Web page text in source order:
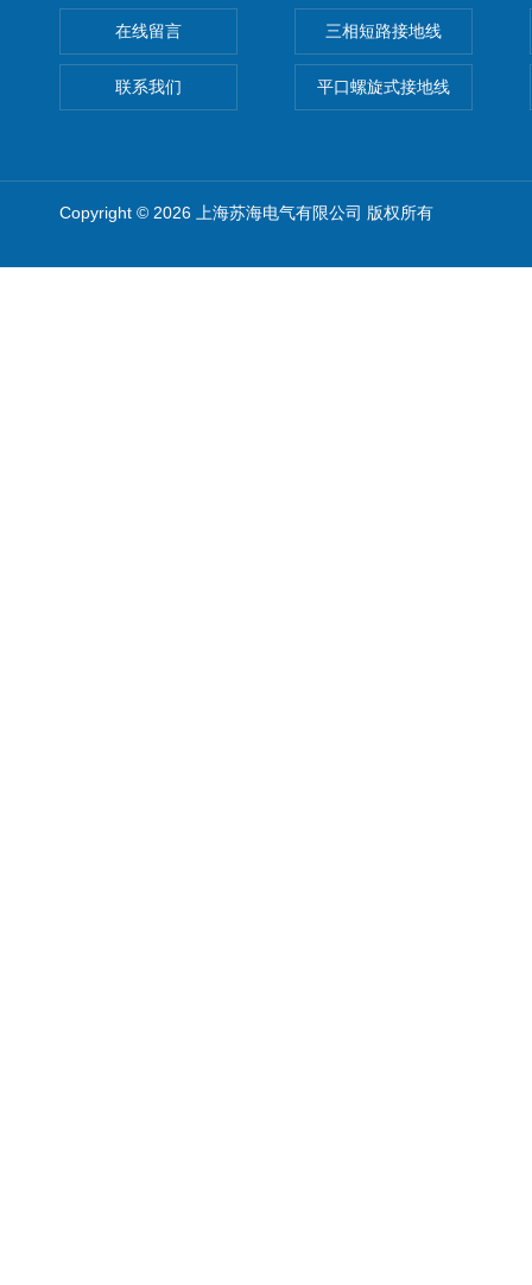
在线留言
联系我们
三相短路接地线
平口螺旋式接地线
Copyright © 2026 上海苏海电气有限公司 版权所有